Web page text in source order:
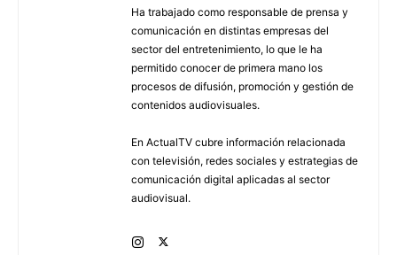
Ha trabajado como responsable de prensa y
comunicación en distintas empresas del
sector del entretenimiento, lo que le ha
permitido conocer de primera mano los
procesos de difusión, promoción y gestión de
contenidos audiovisuales.
En ActualTV cubre información relacionada
con televisión, redes sociales y estrategias de
comunicación digital aplicadas al sector
audiovisual.